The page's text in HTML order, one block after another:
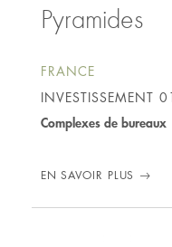
Pyramides
FRANCE
INVESTISSEMENT
Complexes de bureaux
EN SAVOIR PLUS